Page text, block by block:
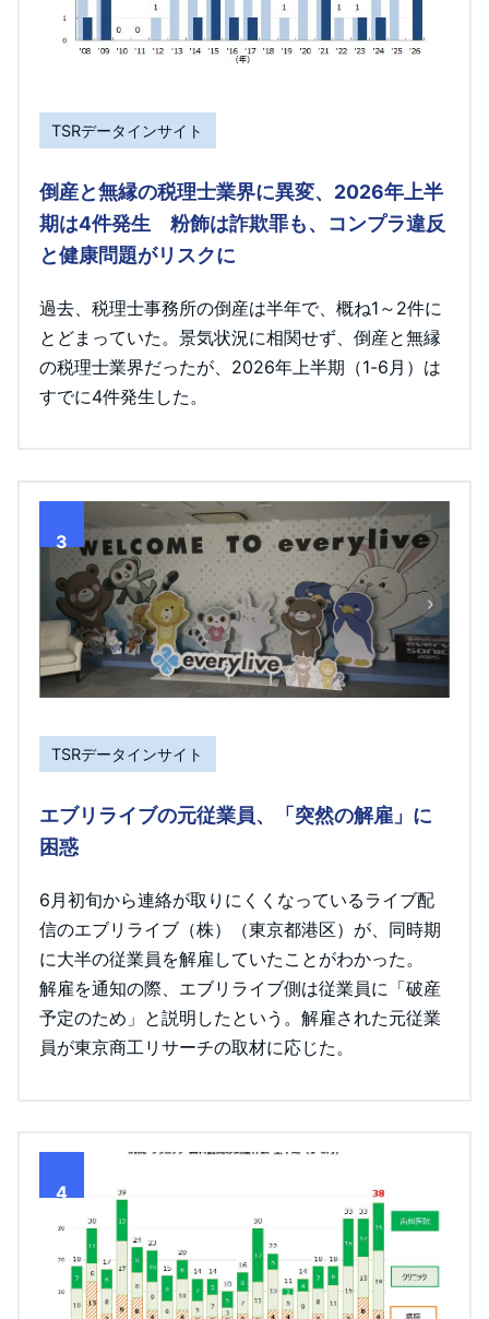
TSRデータインサイト
倒産と無縁の税理士業界に異変、2026年上半
期は4件発生 粉飾は詐欺罪も、コンプラ違反
と健康問題がリスクに
過去、税理士事務所の倒産は半年で、概ね1～2件に
とどまっていた。景気状況に相関せず、倒産と無縁
の税理士業界だったが、2026年上半期（1-6月）は
すでに4件発生した。
3
TSRデータインサイト
エブリライブの元従業員、「突然の解雇」に
困惑
6月初旬から連絡が取りにくくなっているライブ配
信のエブリライブ（株）（東京都港区）が、同時期
に大半の従業員を解雇していたことがわかった。
解雇を通知の際、エブリライブ側は従業員に「破産
予定のため」と説明したという。解雇された元従業
員が東京商工リサーチの取材に応じた。
4